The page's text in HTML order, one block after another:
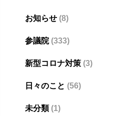
お知らせ (8)
参議院(333)
新型コロナ対策 (3)
日々のこと (56)
未分類(1)